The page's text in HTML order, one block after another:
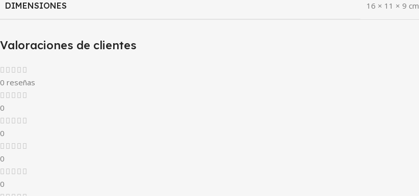
DIMENSIONES 16 × 11 × 9 cm
Valoraciones de clientes
0 reseñas
0
0
0
0